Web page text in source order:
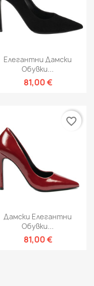
Елегантни Дамски
Обувки...
81,00 €
Дамски Елегантни
Обувки...
81,00 €
favorite_border